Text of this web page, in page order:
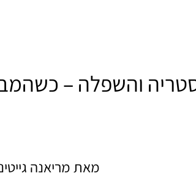
והשפלה –
מאת מריאנה